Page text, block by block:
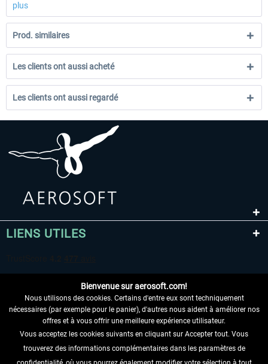
plus
Prod. similaires
Les clients ont aussi acheté
Les clients ont aussi regardé
LIENS UTILES
RENONCER AU CONTRAT ICI
Bienvenue sur aerosoft.com!
Nous utilisons des cookies. Certains d'entre eux sont techniquement
nécessaires (par exemple pour le panier), d'autres nous aident à améliorer nos
offres et à vous offrir une meilleure expérience utilisateur.
Vous acceptez les cookies suivants en cliquant sur Accepter tout. Vous
trouverez des informations complémentaires dans les paramètres de